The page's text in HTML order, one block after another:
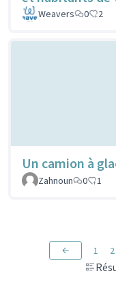
Weavers
0 2
Un camion à
Zahnoun
0 1
1 2